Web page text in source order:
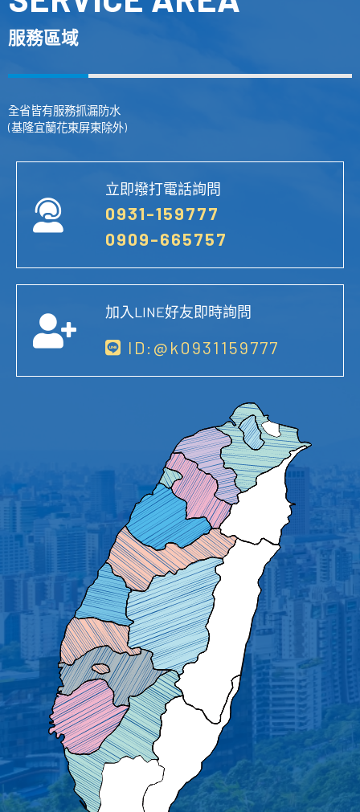
服務區域
全省皆有服務抓漏防水
(基隆宜蘭花東屏東除外)
立即撥打電話詢問
0931-159777
0909-665757
加入LINE好友即時詢問
ID:@k0931159777